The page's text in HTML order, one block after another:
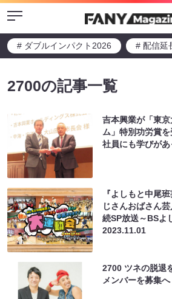
Menu
# ダブルインパクト2026 # 配信延
2700の記事一覧
吉本興業が「東
ム」特別功労賞
社員にも学びが
『よしもと中尾
じさんおばさん
続SP放送～BSよ
2023.11.01
2700 ツネの脱退
メンバーを募集